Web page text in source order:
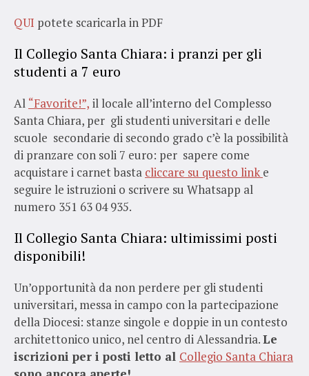
QUI potete scaricarla in PDF
Il Collegio Santa Chiara: i pranzi per gli
studenti a 7 euro
Al “Favorite!”, il locale all’interno del Complesso
Santa Chiara, per gli studenti universitari e delle
scuole secondarie di secondo grado c’è la possibilità
di pranzare con soli 7 euro: per sapere come
acquistare i carnet basta cliccare su questo linke
seguire le istruzioni o scrivere su Whatsapp al
numero 351 63 04 935.
Il Collegio Santa Chiara: ultimissimi posti
disponibili!
Un’opportunità da non perdere per gli studenti
universitari, messa in campo con la partecipazione
della Diocesi: stanze singole e doppie in un contesto
architettonico unico, nel centro di Alessandria.Le
iscrizioni per i posti letto al Collegio Santa Chiara